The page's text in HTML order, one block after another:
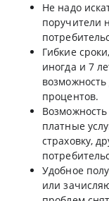
Не надо
поручители
Гибкие
иногда и 7
процентов.
платные
страховку,
Удобное
или